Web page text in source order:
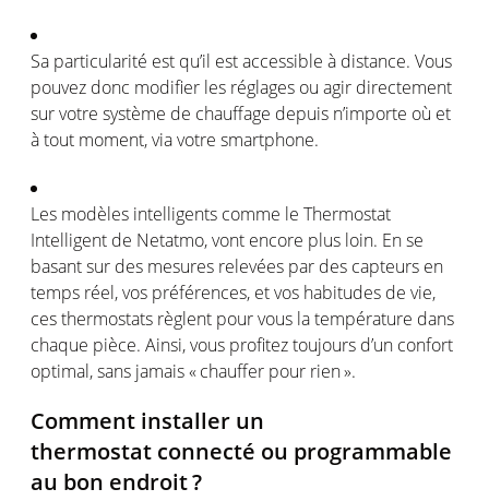
Sa particularité est qu’il estaccessible à distance. Vous
pouvez donc modifier les réglages ou agir directement
survotre système de chauffage depuis n’importe où et
à tout moment, viavotre smartphone.
Les modèles intelligents comme le Thermostat
Intelligent de Netatmo,vont encore plus loin. En se
basantsur des mesures relevées par des capteurs en
temps réel,vos préférences, etvos habitudes de vie,
cesthermostats règlent pourvous latempérature dans
chaque pièce. Ainsi,vous profiteztoujours d’un confort
optimal, sans jamais « chauffer pour rien ».
Comment installer un
thermostat connecté ou programmable
au bon endroit?